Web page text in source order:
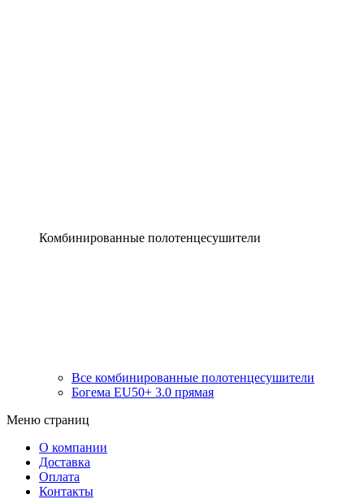
Комбинированные полотенцесушители
Все комбинированные полотенцесушители
Богема EU50+ 3.0 прямая
Меню страниц
О компании
Доставка
Оплата
Контакты